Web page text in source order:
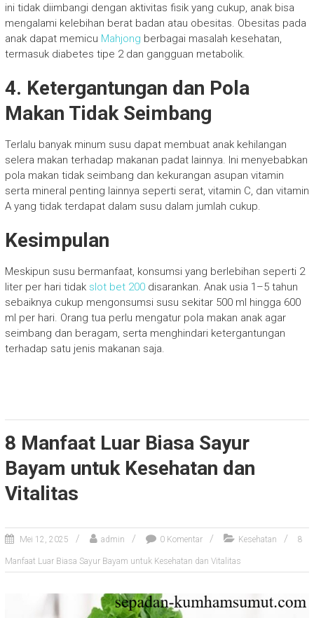
ini tidak diimbangi dengan aktivitas fisik yang cukup, anak bisa
mengalami kelebihan berat badan atau obesitas. Obesitas pada
anak dapat memicu Mahjong berbagai masalah kesehatan,
termasuk diabetes tipe 2 dan gangguan metabolik.
4. Ketergantungan dan Pola
Makan Tidak Seimbang
Terlalu banyak minum susu dapat membuat anak kehilangan
selera makan terhadap makanan padat lainnya. Ini menyebabkan
pola makan tidak seimbang dan kekurangan asupan vitamin
serta mineral penting lainnya seperti serat, vitamin C, dan vitamin
A yang tidak terdapat dalam susu dalam jumlah cukup.
Kesimpulan
Meskipun susu bermanfaat, konsumsi yang berlebihan seperti 2
liter per hari tidak slot bet 200disarankan. Anak usia 1–5 tahun
sebaiknya cukup mengonsumsi susu sekitar 500 ml hingga 600
ml per hari. Orang tua perlu mengatur pola makan anak agar
seimbang dan beragam, serta menghindari ketergantungan
terhadap satu jenis makanan saja.
8 Manfaat Luar Biasa Sayur
Bayam untuk Kesehatan dan
Vitalitas
Mei 12, 2025 admin 0 Komentar Kesehatan 8
Manfaat Luar Biasa Sayur Bayam untuk Kesehatan dan Vitalitas